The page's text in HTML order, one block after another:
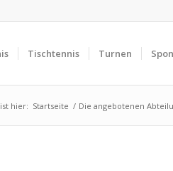
Tischtennis Turnen
hier: Startseite / Die angebotenen